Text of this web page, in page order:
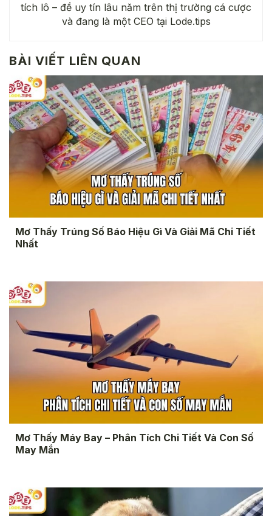
tích lô – đề uy tín lâu năm trên thị trường cá cược
và đang là một CEO tại Lode.tips
BÀI VIẾT LIÊN QUAN
Mơ Thấy Trúng Số Báo Hiệu Gì Và Giải Mã Chi Tiết
Nhất
Mơ Thấy Máy Bay – Phân Tích Chi Tiết Và Con Số
May Mắn